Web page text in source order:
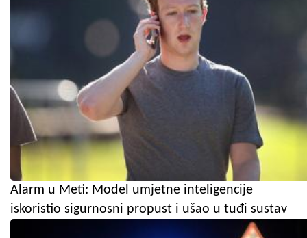
Alarm u Meti: Model umjetne inteligencije
iskoristio sigurnosni propust i ušao u tuđi sustav